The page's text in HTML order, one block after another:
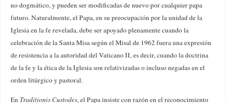
no dogmático, y pueden ser modificadas de nuevo por cualquier papa
futuro. Naturalmente, el Papa, en su preocupación por la unidad de la
Iglesia en la fe revelada, debe ser apoyado plenamente cuando la
celebración de la Santa Misa según el Misal de 1962 fuera una expresión
de resistencia a la autoridad del Vaticano II, es decir, cuando la doctrina
de la fe y la ética de la Iglesia son relativizadas o incluso negadas en el
orden litúrgico y pastoral.
En Traditionis Custodes, el Papa insiste con razón en el reconocimiento